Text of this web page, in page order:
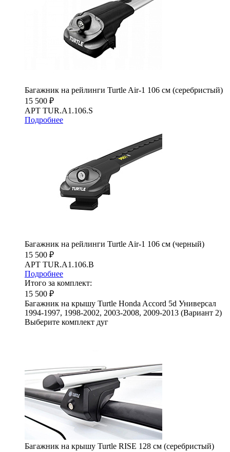
Багажник на рейлинги Turtle Air-1 106 см (серебристый)
15 500 ₽
АРТ TUR.A1.106.S
Подробнее
Багажник на рейлинги Turtle Air-1 106 см (черный)
15 500 ₽
АРТ TUR.A1.106.B
Подробнее
Итого за комплект:
15 500 ₽
Багажник на крышу Turtle Honda Accord 5d Универсал
1994-1997, 1998-2002, 2003-2008, 2009-2013 (Вариант 2)
Выберите комплект дуг
Багажник на крышу Turtle RISE 128 см (серебристый)